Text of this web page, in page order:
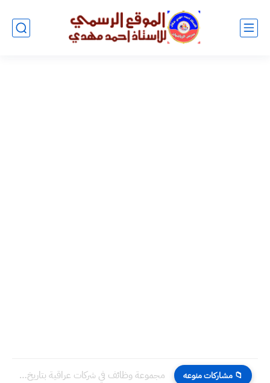
📁 مشاركات منوعه مجموعة وظائف في شركات عراقية بتاريخ اليوم الاحد 7 /...